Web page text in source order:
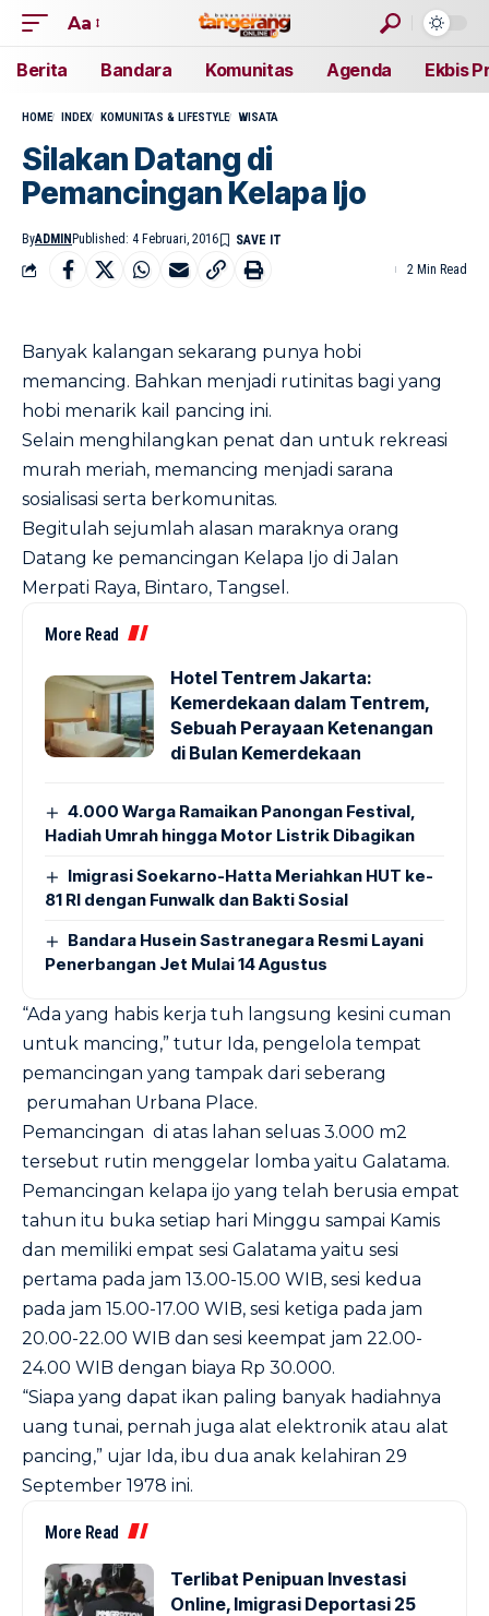
Aa
Berita Bandara Komunitas Agenda Ekbis
HOME INDEX KOMUNITAS & LIFESTYLE WISATA
Silakan Datang di
Pemancingan Kelapa Ijo
ByADMIN Published: 4 Februari, 2016
2 Min Read
Banyak kalangan sekarang punya hobi
memancing. Bahkan menjadi rutinitas bagi yang
hobi menarik kail pancing ini.
Selain menghilangkan penat dan untuk rekreasi
murah meriah, memancing menjadi sarana
sosialisasi serta berkomunitas.
Begitulah sejumlah alasan maraknya orang
Datang ke pemancingan Kelapa Ijo di Jalan
Merpati Raya, Bintaro, Tangsel.
More Read
Hotel Tentrem Jakarta:
Kemerdekaan dalam Tentrem,
Sebuah Perayaan Ketenangan
di Bulan Kemerdekaan
4.000 Warga Ramaikan Panongan Festival,
Hadiah Umrah hingga Motor Listrik Dibagikan
Imigrasi Soekarno-Hatta Meriahkan HUT ke-
81 RI dengan Funwalk dan Bakti Sosial
Bandara Husein Sastranegara Resmi Layani
Penerbangan Jet Mulai 14 Agustus
“Ada yang habis kerja tuh langsung kesini cuman
untuk mancing,” tutur Ida, pengelola tempat
pemancingan yang tampak dari seberang
perumahan Urbana Place.
Pemancingan di atas lahan seluas 3.000 m2
tersebut rutin menggelar lomba yaitu Galatama.
Pemancingan kelapa ijo yang telah berusia empat
tahun itu buka setiap hari Minggu sampai Kamis
dan memiliki empat sesi Galatama yaitu sesi
pertama pada jam 13.00-15.00 WIB, sesi kedua
pada jam 15.00-17.00 WIB, sesi ketiga pada jam
20.00-22.00 WIB dan sesi keempat jam 22.00-
24.00 WIB dengan biaya Rp 30.000.
“Siapa yang dapat ikan paling banyak hadiahnya
uang tunai, pernah juga alat elektronik atau alat
pancing,” ujar Ida, ibu dua anak kelahiran 29
September 1978 ini.
More Read
Terlibat Penipuan Investasi
Online, Imigrasi Deportasi 25